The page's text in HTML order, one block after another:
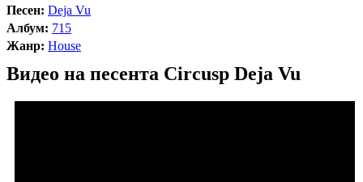
Песен: Deja Vu
Албум: 715
Жанр: House
Видео на песента Circusp Deja Vu